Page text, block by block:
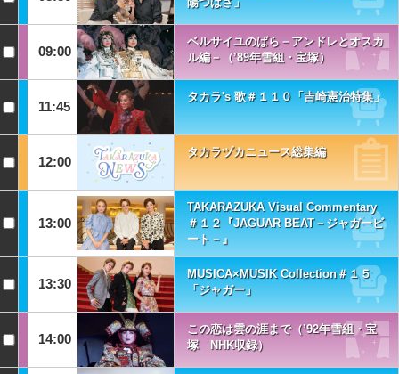
09:00
ベルサイユのばら－アンドレとオスカ
ル編－（’89年雪組・宝塚）
11:45
タカラ's 歌＃１１０「吉崎憲治特集」
12:00
タカラヅカニュース総集編
13:00
TAKARAZUKA Visual Commentary
＃１２『JAGUAR BEAT－ジャガービ
ート－』
13:30
MUSICA×MUSIK Collection＃１５
「ジャガー」
14:00
この恋は雲の涯まで（’92年雪組・宝
塚 NHK収録）